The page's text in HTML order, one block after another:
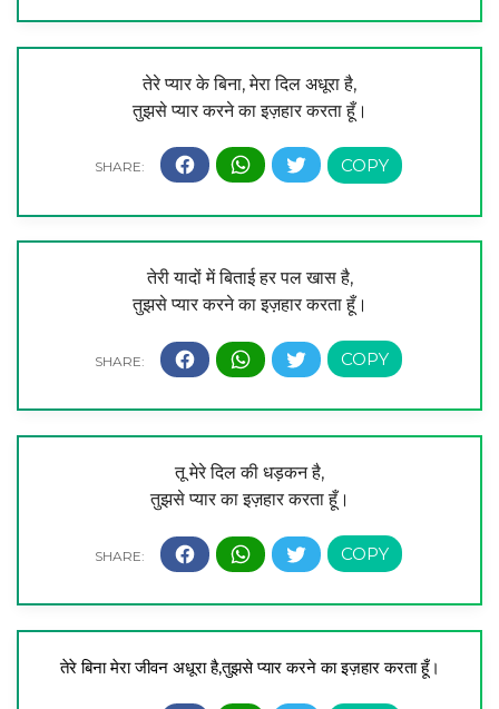
तेरे प्यार के बिना, मेरा दिल अधूरा है,
तुझसे प्यार करने का इज़हार करता हूँ।
तेरी यादों में बिताई हर पल खास है,
तुझसे प्यार करने का इज़हार करता हूँ।
तू मेरे दिल की धड़कन है,
तुझसे प्यार का इज़हार करता हूँ।
तेरे बिना मेरा जीवन अधूरा है,तुझसे प्यार करने का इज़हार करता हूँ।